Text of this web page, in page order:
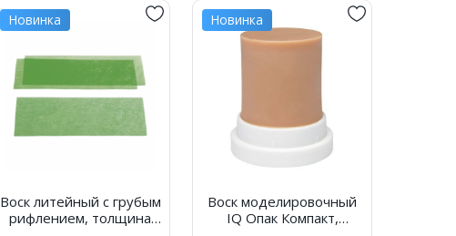
Новинка
Воск литейный с грубым
рифлением, толщина
Новинка
Воск моделировочный
IQ Опак Компакт,